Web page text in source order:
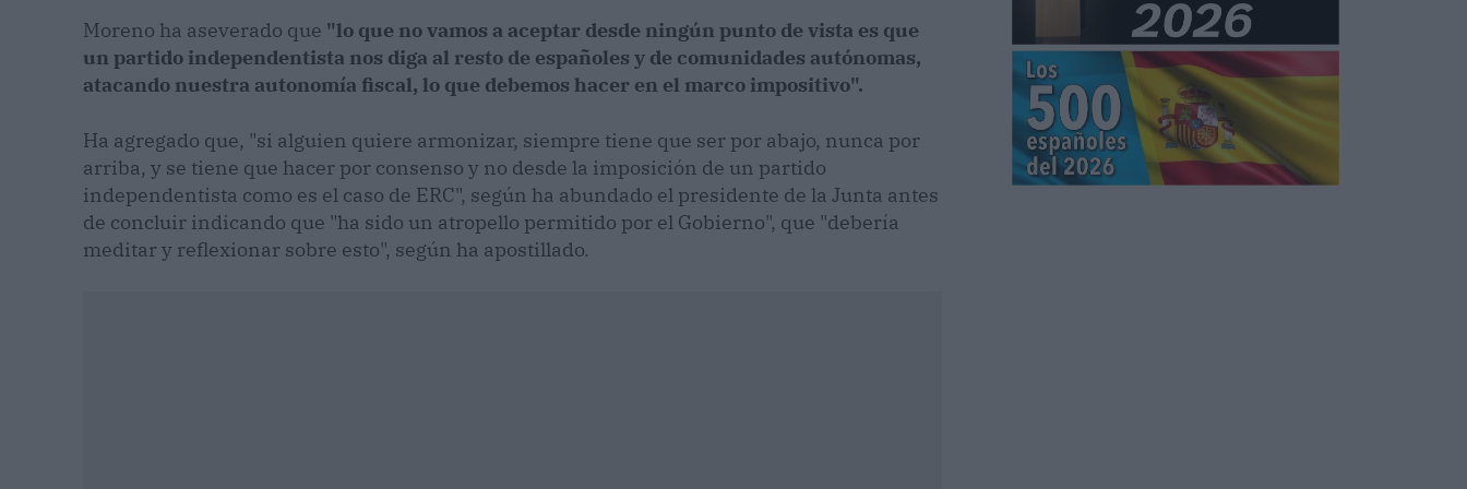
Moreno ha aseverado que "lo que no vamos a aceptar desde ningún punto de vista es que
un partido independentista nos diga al resto de españoles y de comunidades autónomas,
atacando nuestra autonomía fiscal, lo que debemos hacer en el marco impositivo".
Ha agregado que, "si alguien quiere armonizar, siempre tiene que ser por abajo, nunca por
arriba, y se tiene que hacer por consenso y no desde la imposición de un partido
independentista como es el caso de ERC", según ha abundado el presidente de la Junta antes
de concluir indicando que "ha sido un atropello permitido por el Gobierno", que "debería
meditar y reflexionar sobre esto", según ha apostillado.